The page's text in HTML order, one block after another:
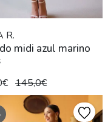
R.
midi azul marino
145,0€